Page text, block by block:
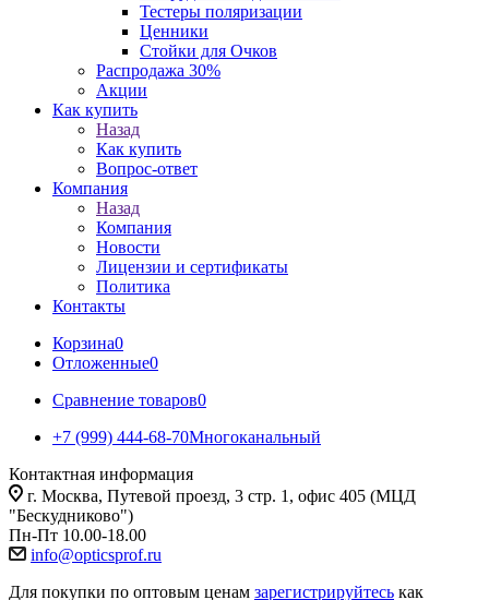
Тестеры поляризации
Ценники
Стойки для Очков
Распродажа 30%
Акции
Как купить
Назад
Как купить
Вопрос-ответ
Компания
Назад
Компания
Новости
Лицензии и сертификаты
Политика
Контакты
Корзина0
Отложенные0
Сравнение товаров0
+7 (999) 444-68-70Многоканальный
Контактная информация
г. Москва, Путевой проезд, 3 стр. 1, офис 405 (МЦД
"Бескудниково")
Пн-Пт 10.00-18.00
info@opticsprof.ru
Для покупки по оптовым ценам зарегистрируйтесь как